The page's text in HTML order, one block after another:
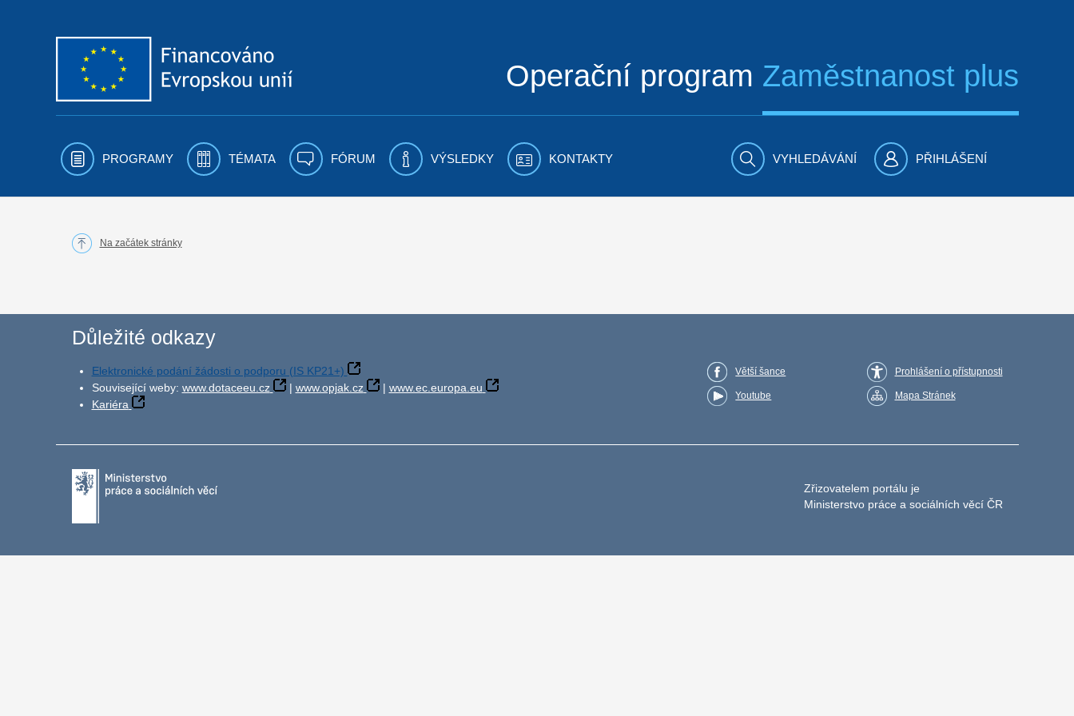
Operační program Zaměstnanost plus
PROGRAMY TÉMATA FÓRUM VÝSLEDKY KONTAKTY VYHLEDÁVÁNÍ PŘIHLÁŠENÍ
Na začátek stránky
Důležité odkazy
Elektronické podání žádosti o podporu (IS KP21+)
Související weby: www.dotaceeu.cz | www.opjak.cz | www.ec.europa.eu
Kariéra
Větší šance
Youtube
Prohlášení o přístupnosti
Mapa Stránek
Zřizovatelem portálu je
Ministerstvo práce a sociálních věcí ČR